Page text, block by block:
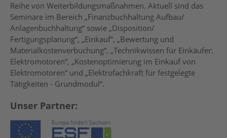
Reihe von Weiterbildungsmaßnahmen. Aktuell sind das
Seminare im Bereich „Finanzbuchhaltung Aufbau/
Anlagenbuchhaltung“ sowie „Disposition/
Fertigungsplanung“, „Einkauf“, „Bewertung und
Materialkostenverbuchung“, „Technikwissen für Einkäufer:
Elektromotoren“, „Kostenoptimierung im Einkauf von
Elektromotoren“ und „Elektrofachkraft für festgelegte
Tätigkeiten - Grundmodul“.
Unser Partner: